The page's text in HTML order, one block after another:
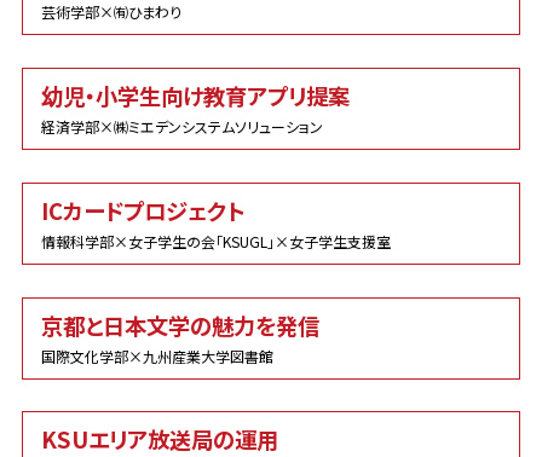
芸術学部×㈲ひまわり
幼児・小学生向け教育アプリ提案
経済学部×㈱ミエデンシステムソリューション
ICカードプロジェクト
情報科学部×女子学生の会「KSUGL」×女子学生支援室
京都と日本文学の魅力を発信
国際文化学部×九州産業大学図書館
KSUエリア放送局の運用